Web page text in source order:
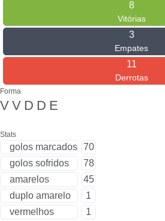
8
Vitórias
3
Empates
11
Derrotas
Forma
V V D D E
Stats
golos marcados 70
golos sofridos
78
amarelos
45
duplo amarelo
1
vermelhos
1